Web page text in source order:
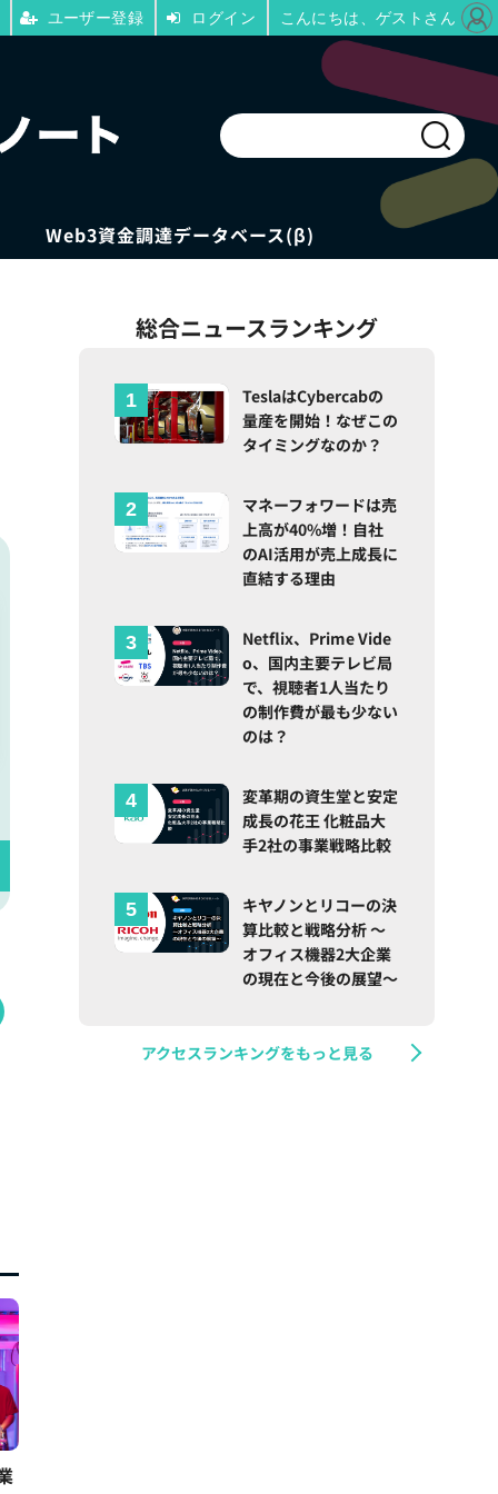
Web3資金調達データベース(β)
総合ニュースランキング
TeslaはCybercabの
量産を開始！なぜこの
タイミングなのか？
マネーフォワードは売
上高が40%増！自社
のAI活用が売上成長に
直結する理由
Netflix、Prime Vide
o、国内主要テレビ局
で、視聴者1人当たり
の制作費が最も少ない
のは？
変革期の資生堂と安定
成長の花王 化粧品大
手2社の事業戦略比較
キヤノンとリコーの決
算比較と戦略分析 ～
オフィス機器2大企業
の現在と今後の展望～
アクセスランキングをもっと見る
ユーザー登録 ログイン こんにちは、ゲストさん